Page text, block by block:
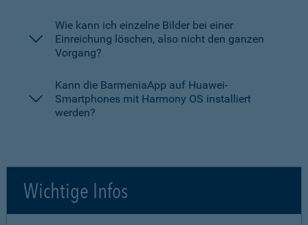
Wie kann ich einzelne Bilder bei einer
Einreichung löschen, also nicht den ganzen
Vorgang?
Kann die BarmeniaApp auf Huawei-
Smartphones mit Harmony OS installiert
werden?
Wichtige Infos